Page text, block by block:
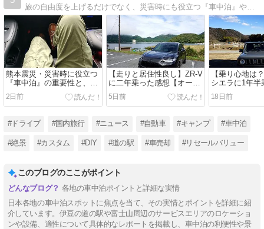
旅の自由度を上げるだけでなく、災害時にも役立つ『車中泊』や車種の比較、道の駅旅、車を高く売る方法、リセールバリュー（残価率）比較など紹介。
熊本震災・災害時に役立つ
『車中泊』の重要性と、マ
スコミ報道の誤り
2日前
【走りと居住性良し】ZR-V
に二年乗った感想【オーナ
ーズレビュー】
5日前
【乗り心地は
シエラに1年半
【オーナーズ
18日前
#ドライブ #国内旅行 #ニュース #自動車 #キャンプ #車中泊
#絶景 #カスタム #DIY #道の駅 #車売却 #リセールバリュー
このブログのここがポイント
各地の車中泊ポイントと詳細な実情
日本各地の車中泊スポットに焦点を当て、その実情とポイントを詳細に紹
介しています。伊豆の道の駅や富士山周辺のサービスエリアのロケーショ
ンや設備、適性について具体的なレポートを掲載し、車中泊の利便性や景